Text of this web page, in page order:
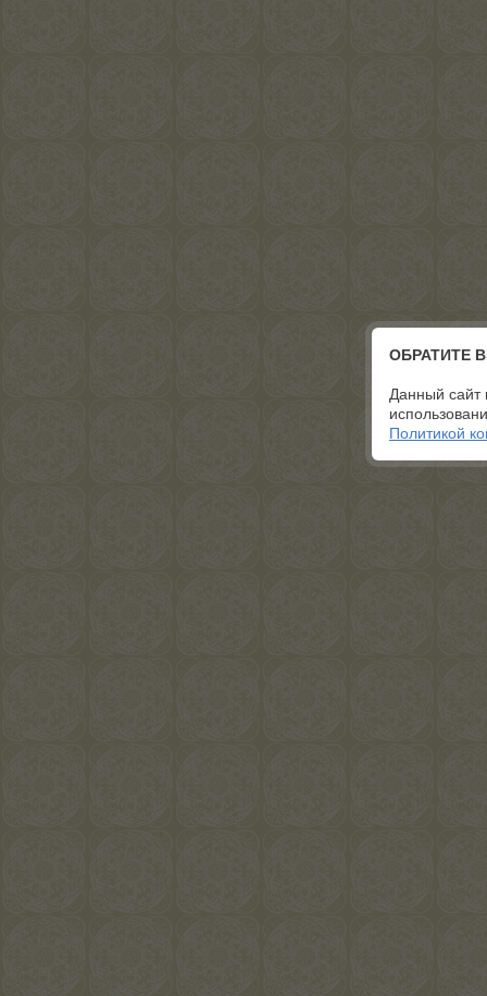
ОБРАТИТЕ
Данный сайт
Политикой